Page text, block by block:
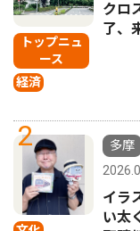
トップニュ
ース
経済
クロ
了、
2
多摩
イラ
い太